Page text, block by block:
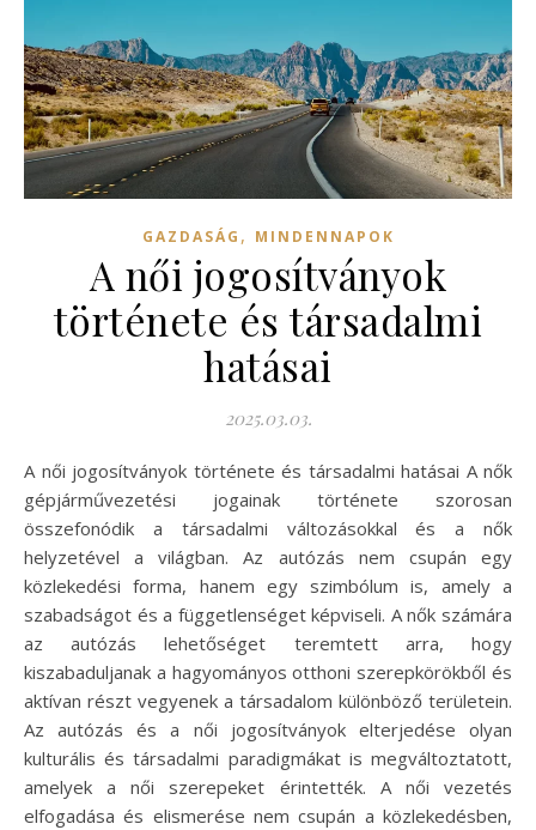
GAZDASÁG , MINDENNAPOK
A női jogosítványok
története és társadalmi
hatásai
2025.03.03.
A női jogosítványok története és társadalmi hatásai A nők
gépjárművezetési jogainak története szorosan
összefonódik a társadalmi változásokkal és a nők
helyzetével a világban. Az autózás nem csupán egy
közlekedési forma, hanem egy szimbólum is, amely a
szabadságot és a függetlenséget képviseli. A nők számára
az autózás lehetőséget teremtett arra, hogy
kiszabaduljanak a hagyományos otthoni szerepkörökből és
aktívan részt vegyenek a társadalom különböző területein.
Az autózás és a női jogosítványok elterjedése olyan
kulturális és társadalmi paradigmákat is megváltoztatott,
amelyek a női szerepeket érintették. A női vezetés
elfogadása és elismerése nem csupán a közlekedésben,